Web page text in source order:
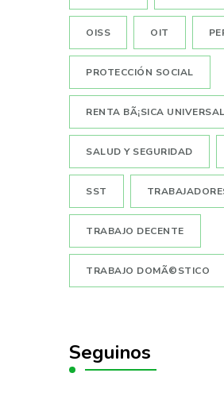
OISS OIT
PROTECCIÓN SOCIAL
RENTA BÃ¡SICA UNIVERSAL
SALUD Y SEGURIDAD
SST
TRABAJO DECENTE
TRABAJO DOMÃ©STICO
Seguinos